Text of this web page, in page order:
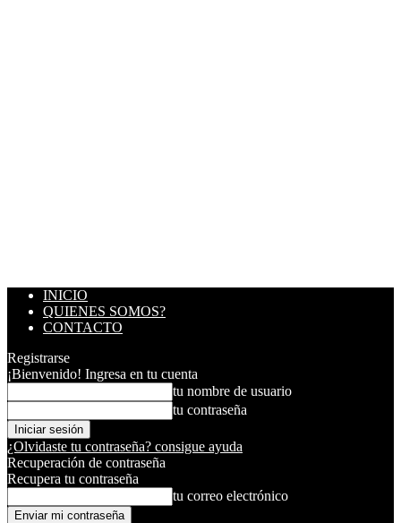
INICIO
QUIENES SOMOS?
CONTACTO
Registrarse
¡Bienvenido! Ingresa en tu cuenta
tu nombre de usuario
tu contraseña
¿Olvidaste tu contraseña? consigue ayuda
Recuperación de contraseña
Recupera tu contraseña
tu correo electrónico